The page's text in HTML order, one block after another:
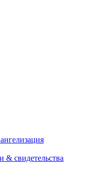
& свидетельства